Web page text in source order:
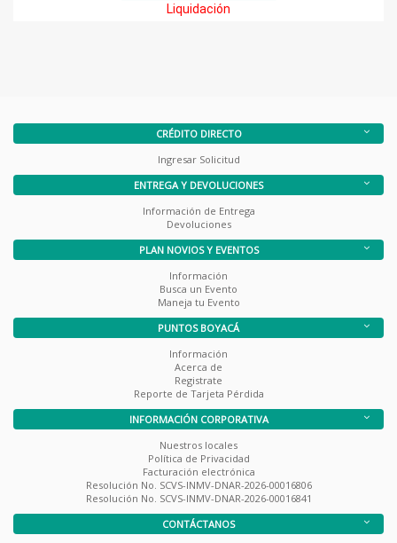
Liquidación
CRÉDITO DIRECTO
Ingresar Solicitud
ENTREGA Y DEVOLUCIONES
Información de Entrega
Devoluciones
PLAN NOVIOS Y EVENTOS
Información
Busca un Evento
Maneja tu Evento
PUNTOS BOYACÁ
Información
Acerca de
Registrate
Reporte de Tarjeta Pérdida
INFORMACIÓN CORPORATIVA
Nuestros locales
Política de Privacidad
Facturación electrónica
Resolución No. SCVS-INMV-DNAR-2026-00016806
Resolución No. SCVS-INMV-DNAR-2026-00016841
CONTÁCTANOS